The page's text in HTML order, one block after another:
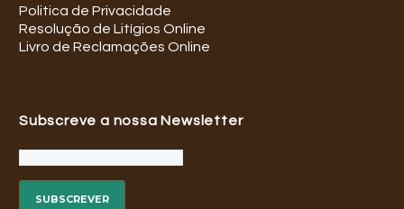
Politica de Privacidade
Resolução de Litígios Online
Livro de Reclamações Online
Subscreve a nossa Newsletter